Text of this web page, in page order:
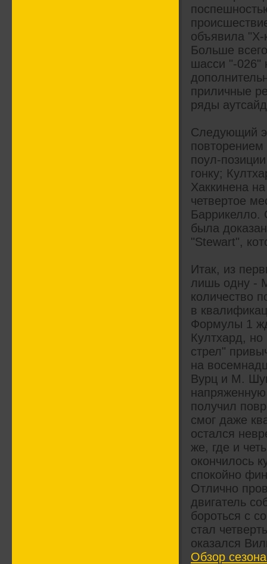
объявила
Больше
шасси "-026"
приличные
ряды
Следующий
повторением
поул-
гонку;
Хаккинена
четвертое
Баррикелло.
была
"Stewart",
Итак, из
лишь одну -
количество
в
Формулы 1
Култхард,
стрел"
на
Вурц и М.
получил
смог даже
остался
же, где и
окончилось
спокойно
Отлично
двигатель
бороться с
стал
оказался
Обзор